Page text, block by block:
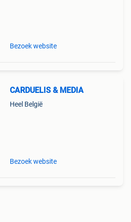
Bezoek website
CARDUELIS & MEDIA
Heel België
Bezoek website